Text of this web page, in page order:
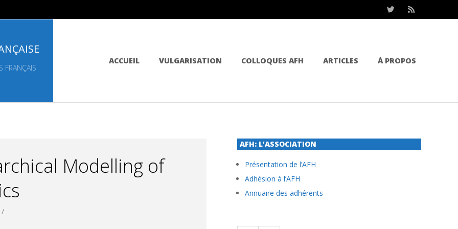
FRANÇAIS
ACCUEIL VULGARISATION COLLOQUES AFH ARTICLES À PROPOS
Modelling of
AFH: L’ASSOCIATION
Présentation de l’AFH
Adhésion à l’AFH
Annuaire des adhérents